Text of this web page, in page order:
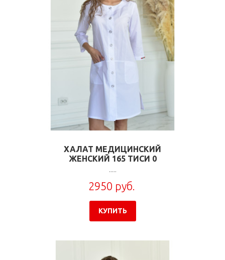
ХАЛАТ МЕДИЦИНСКИЙ
ЖЕНСКИЙ 165 ТИСИ 0
.....
2950 руб.
КУПИТЬ